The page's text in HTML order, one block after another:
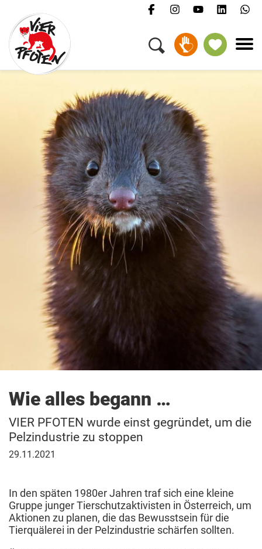
Wie alles begann …
VIER PFOTEN wurde einst gegründet, um die
Pelzindustrie zu stoppen
29.
29.11.2021
In den späten 1980er Jahren traf sich eine kleine
Gruppe junger Tierschutzaktivisten in Österreich, um
Aktionen zu planen, die das Bewusstsein für die
Tierquälerei in der Pelzindustrie schärfen sollten.
Menü
Kampagnen & Themen
Tiere
Über uns
Jobs
Presse
FAQ
Newsletter
Kontakt
Spenden
Petition
Patenschaft